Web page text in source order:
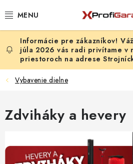
na
REALIZÁCIE & RIEŠENIA
AKCIE A NOVINKY
NÁRADIE PODĽA TYPU OPRAVY
VYBAVENIE DIELNE
júla 2026 vás radi privítame v
priestoroch na adrese
Vybavenie dielne
Zdviháky a hevery